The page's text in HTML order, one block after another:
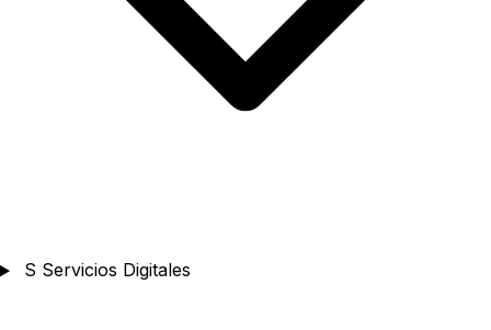
S Servicios Digitales